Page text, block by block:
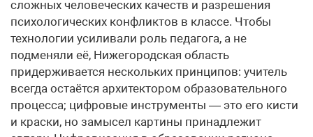
сложных человеческих качеств и разрешения
психологических конфликтов в классе. Чтобы
технологии усиливали роль педагога, а не
подменяли её, Нижегородская область
придерживается нескольких принципов: учитель
всегда остаётся архитектором образовательного
процесса; цифровые инструменты — это его кисти
и краски, но замысел картины принадлежит